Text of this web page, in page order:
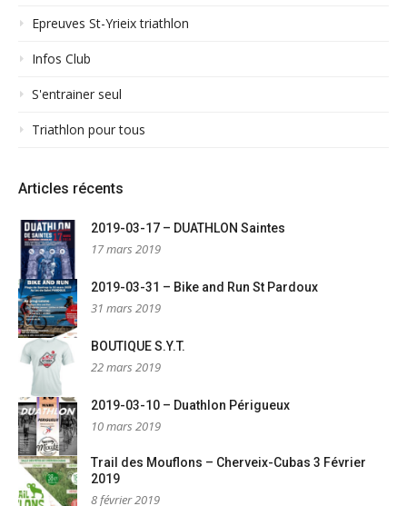
Epreuves St-Yrieix triathlon
Infos Club
S'entrainer seul
Triathlon pour tous
Articles récents
2019-03-17 – DUATHLON Saintes
17 mars 2019
2019-03-31 – Bike and Run St Pardoux
31 mars 2019
BOUTIQUE S.Y.T.
22 mars 2019
2019-03-10 – Duathlon Périgueux
10 mars 2019
Trail des Mouflons – Cherveix-Cubas 3 Février
2019
8 février 2019